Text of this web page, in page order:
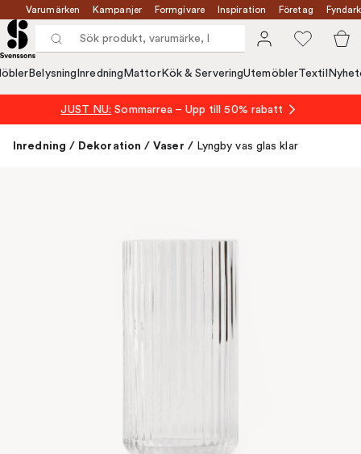
Varumärken Kampanjer Formgivare Inspiration Företag
Belysning Inredning MattorKök & ServeringUtemöblerTextil
JUST NU: Sommarrea – Upp till 50% rabatt
Inredning / Dekoration / Vaser / Lyngby vas glas klar